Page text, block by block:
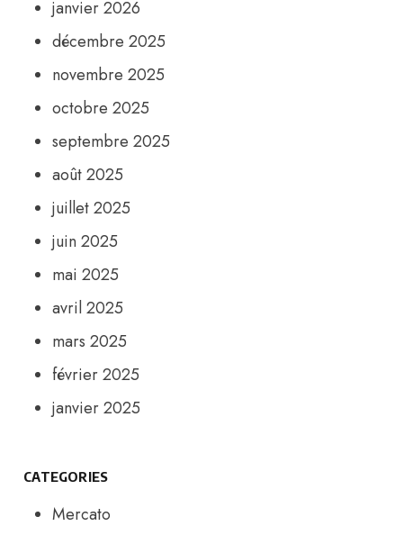
janvier 2026
décembre 2025
novembre 2025
octobre 2025
septembre 2025
août 2025
juillet 2025
juin 2025
mai 2025
avril 2025
mars 2025
février 2025
janvier 2025
CATEGORIES
Mercato